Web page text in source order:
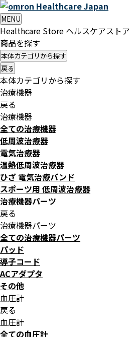
HealthcareJapan
MENU
Healthcare Store ヘルスケアストア
商品を探す
本体カテゴリから探す
戻る
本体カテゴリから探す
治療機器
戻る
治療機器
全ての治療機器
低周波治療器
電気治療器
温熱低周波治療器
ひざ 電気治療バンド
スポーツ用 低周波治療器
治療機器パーツ
戻る
治療機器パーツ
全ての治療機器パーツ
パッド
導子コード
ACアダプタ
その他
血圧計
戻る
血圧計
全ての血圧計